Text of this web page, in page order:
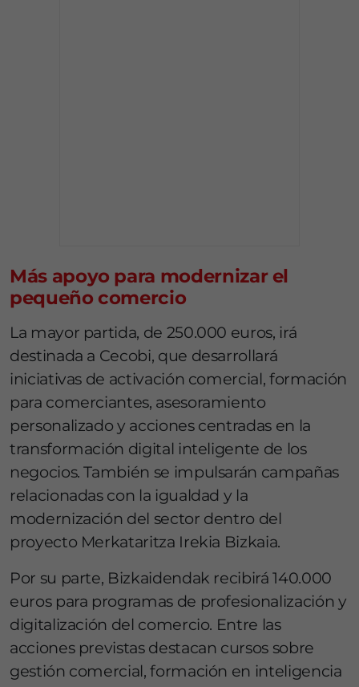
Más apoyo para modernizar el
pequeño comercio
La mayor partida, de 250.000 euros, irá
destinada a Cecobi, que desarrollará
iniciativas de activación comercial, formación
para comerciantes, asesoramiento
personalizado y acciones centradas en la
transformación digital inteligente de los
negocios. También se impulsarán campañas
relacionadas con la igualdad y la
modernización del sector dentro del
proyecto Merkataritza Irekia Bizkaia.
Por su parte, Bizkaidendak recibirá 140.000
euros para programas de profesionalización y
digitalización del comercio. Entre las
acciones previstas destacan cursos sobre
gestión comercial, formación en inteligencia